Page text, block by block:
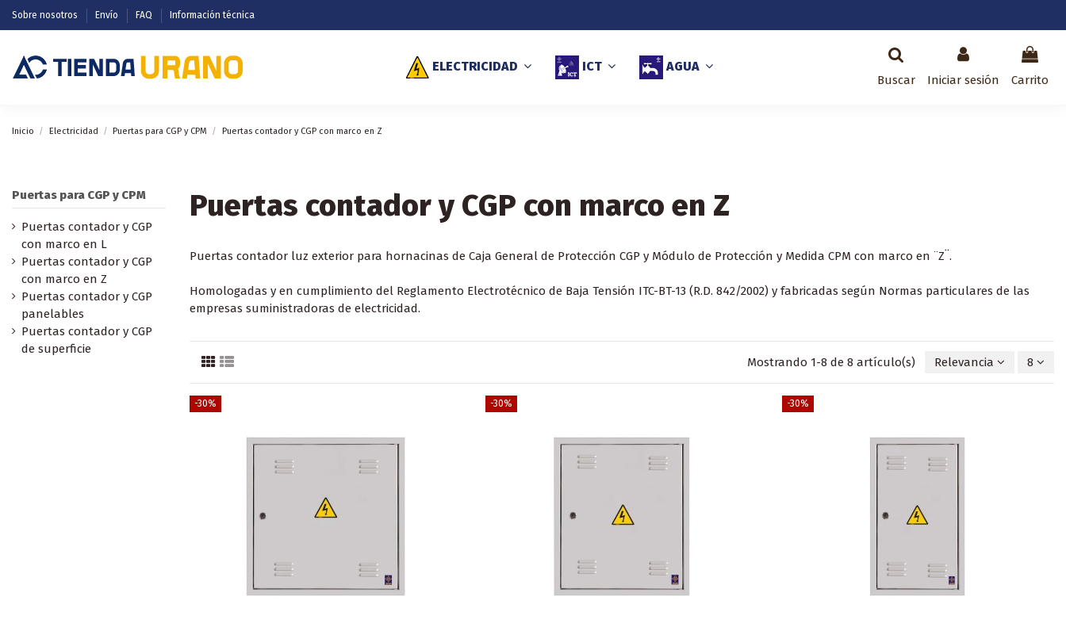
Sobre nosotros Envío FAQ Información técnica
ELECTRICIDAD ICT AGUA
Buscar Iniciar sesión Carrito
Inicio Electricidad Puertas para CGP y CPM Puertas contador y CGP con marco en Z
Puertas contador y CGP con marco en Z
Puertas contador luz exterior para hornacinas de Caja General de Protección CGP y Módulo de Protección y Medida CPM con marco en ¨Z¨.
Homologadas y en cumplimiento del Reglamento Electrotécnico de Baja Tensión ITC-BT-13 (R.D. 842/2002) y fabricadas según Normas particulares de las
empresas suministradoras de electricidad.
Mostrando 1-8 de 8 artículo(s) Relevancia 8
-30% -30% -30%
Puertas para CGP y CPM
Puertas contador y CGP
con marco en L
Puertas contador y CGP
con marco en Z
Puertas contador y CGP
panelables
Puertas contador y CGP
de superficie